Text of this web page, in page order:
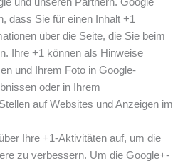
und unseren Partnern. Google
dass Sie für einen Inhalt +1
über die Seite, die Sie beim
Ihre +1 können als Hinweise
und Ihrem Foto in Google-
oder in Ihrem
auf Websites und Anzeigen im
Ihre +1-Aktivitäten auf, um die
zu verbessern. Um die Google+-